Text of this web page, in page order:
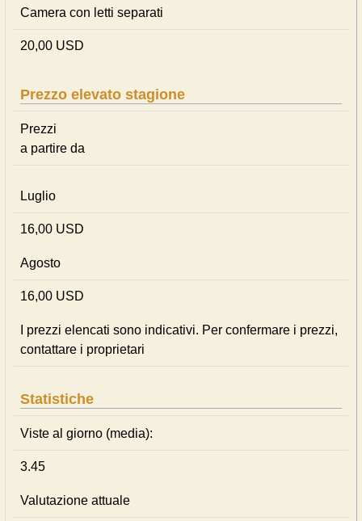
Camera con letti separati
20,00 USD
Prezzo elevato stagione
Prezzi
a partire da
Luglio
16,00 USD
Agosto
16,00 USD
I prezzi elencati sono indicativi. Per confermare i prezzi,
contattare i proprietari
Statistiche
Viste al giorno (media):
3.45
Valutazione attuale